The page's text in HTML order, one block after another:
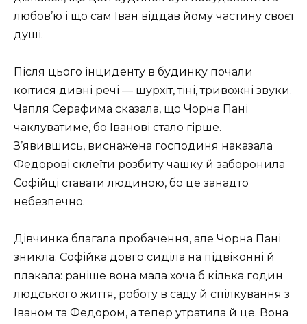
любов’ю і що сам Іван віддав йому частину своєї
душі.
Після цього інциденту в будинку почали
коїтися дивні речі — шурхіт, тіні, тривожні звуки.
Чапля Серафима сказала, що Чорна Пані
чаклуватиме, бо Іванові стало гірше.
З’явившись, виснажена господиня наказала
Федорові склеїти розбиту чашку й заборонила
Софійці ставати людиною, бо це занадто
небезпечно.
Дівчинка благала пробачення, але Чорна Пані
зникла. Софійка довго сиділа на підвіконні й
плакала: раніше вона мала хоча б кілька годин
людського життя, роботу в саду й спілкування з
Іваном та Федором, а тепер утратила й це. Вона